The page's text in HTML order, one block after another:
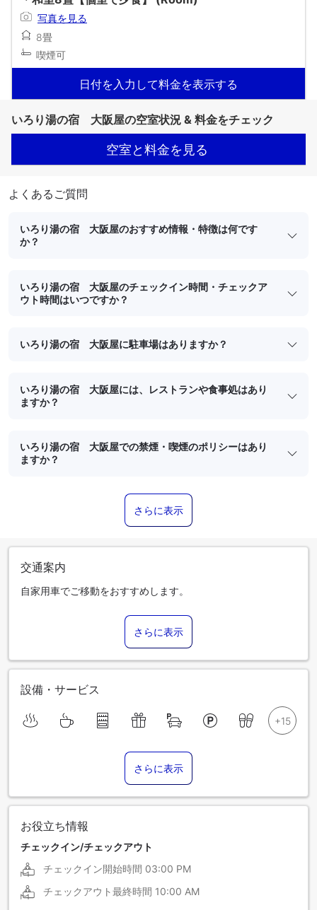
写真を見る
8畳
喫煙可
日付を入力して料金を表示する
いろり湯の宿 大阪屋の空室状況 & 料金をチェック
空室と料金を見る
よくあるご質問
いろり湯の宿 大阪屋のおすすめ情報・特徴は何です
か？
いろり湯の宿 大阪屋のチェックイン時間・チェックア
ウト時間はいつですか？
いろり湯の宿 大阪屋に駐車場はありますか？
いろり湯の宿 大阪屋には、レストランや食事処はあり
ますか？
いろり湯の宿 大阪屋での禁煙・喫煙のポリシーはあり
ますか？
さらに表示
交通案内
自家用車でご移動をおすすめします。
さらに表示
設備・サービス
さらに表示
お役立ち情報
チェックイン/チェックアウト
チェックイン開始時間 03:00 PM
チェックアウト最終時間 10:00 AM